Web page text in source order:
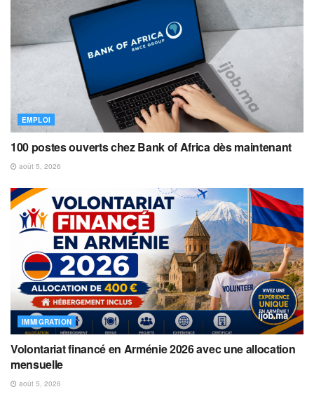
EMPLOI
100 postes ouverts chez Bank of Africa dès maintenant
août 5, 2026
IMMIGRATION
Volontariat financé en Arménie 2026 avec une allocation
mensuelle
août 5, 2026